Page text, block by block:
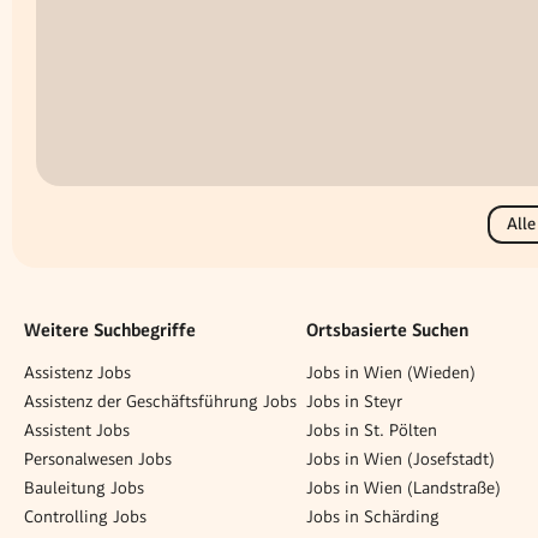
Alle
Weitere Suchbegriffe
Assistenz Jobs
Assistenz der Geschäftsführung Jobs
Assistent Jobs
Personalwesen Jobs
Bauleitung Jobs
Controlling Jobs
Ortsbasierte Suchen
Jobs in Wien (Wieden)
Jobs in Steyr
Jobs in St. Pölten
Jobs in Wien (Josefstadt)
Jobs in Wien (Landstraße)
Jobs in Schärding